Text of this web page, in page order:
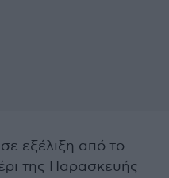
εξέλιξη από το
της Παρασκευής